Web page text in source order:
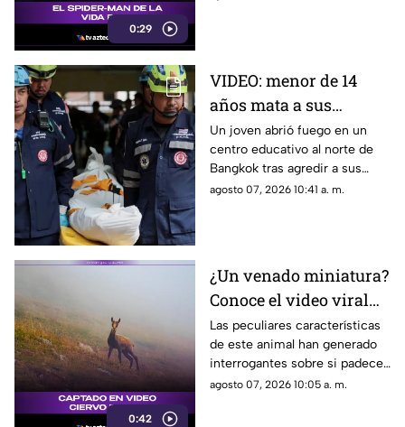
0:29
VIDEO: menor de 14
años mata a sus
abuelos y 5 profesores
en tiroteo
Un joven abrió fuego en un
centro educativo al norte de
Bangkok tras agredir a sus
familiares; el incidente dejó
agosto 07, 2026 10:41 a. m.
0:42
¿Un venado miniatura?
Conoce el video viral
que causa asombro en
redes sociales
Las peculiares características
de este animal han generado
interrogantes sobre si padece
una malformación congénita.
agosto 07, 2026 10:05 a. m.